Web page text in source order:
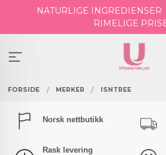
NATURLIGE INGREDIENSER
RIMELIGE
FORSIDE MERKER ISNTREE
Norsk nettbutikk
Rask levering